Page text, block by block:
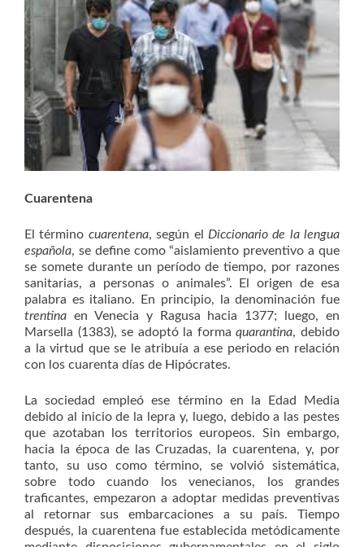
Cuarentena
El término cuarentena, según el Diccionario de la lengua
española, se define como “aislamiento preventivo a que
se somete durante un período de tiempo, por razones
sanitarias, a personas o animales”. El origen de esa
palabra es italiano. En principio, la denominación fue
trentina en Venecia y Ragusa hacia 1377; luego, en
Marsella (1383), se adoptó la formaquarantina, debido
a la virtud que se le atribuía a ese periodo en relación
con los cuarenta días de Hipócrates.
La sociedad empleó ese término en la Edad Media
debido al inicio de la lepra y, luego, debido a las pestes
que azotaban los territorios europeos. Sin embargo,
hacia la época de las Cruzadas, la cuarentena, y, por
tanto, su uso como término, se volvió sistemática,
sobre todo cuando los venecianos, los grandes
traficantes, empezaron a adoptar medidas preventivas
al retornar sus embarcaciones a su país. Tiempo
después, la cuarentena fue establecida metódicamente